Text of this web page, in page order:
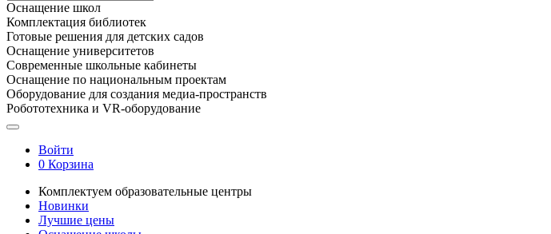
Оснащение школ
Комплектация библиотек
Готовые решения для детских садов
Оснащение университетов
Современные школьные кабинеты
Оснащение по национальным проектам
Оборудование для создания медиа-пространств
Робототехника и VR-оборудование
Войти
0 Корзина
Комплектуем образовательные центры
Новинки
Лучшие цены